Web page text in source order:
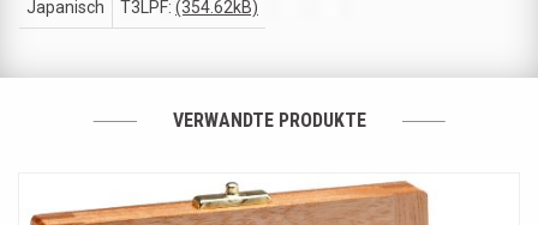
Japanisch T3LPF: (354.62kB)
VERWANDTE PRODUKTE